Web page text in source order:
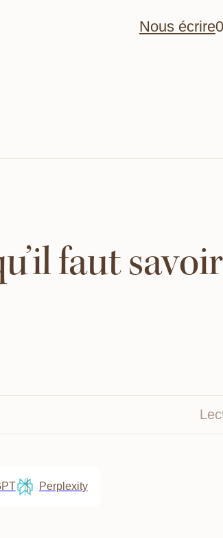
Nous écrire
faut
Perplexity